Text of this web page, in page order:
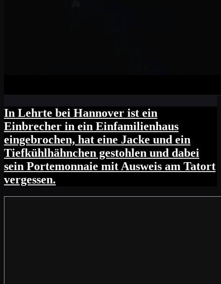
In Lehrte bei Hannover ist ein
Einbrecher in ein Einfamilienhaus
eingebrochen, hat eine Jacke und ein
Tiefkühlhähnchen gestohlen und dabei
sein Portemonnaie mit Ausweis am Tatort
vergessen.